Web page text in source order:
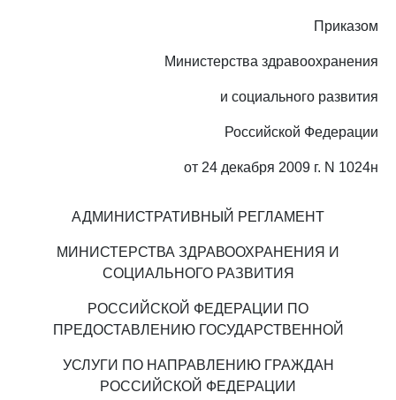
Приказом
Министерства здравоохранения
и социального развития
Российской Федерации
от 24 декабря 2009 г. N 1024н
АДМИНИСТРАТИВНЫЙ РЕГЛАМЕНТ
МИНИСТЕРСТВА ЗДРАВООХРАНЕНИЯ И
СОЦИАЛЬНОГО РАЗВИТИЯ
РОССИЙСКОЙ ФЕДЕРАЦИИ ПО
ПРЕДОСТАВЛЕНИЮ ГОСУДАРСТВЕННОЙ
УСЛУГИ ПО НАПРАВЛЕНИЮ ГРАЖДАН
РОССИЙСКОЙ ФЕДЕРАЦИИ